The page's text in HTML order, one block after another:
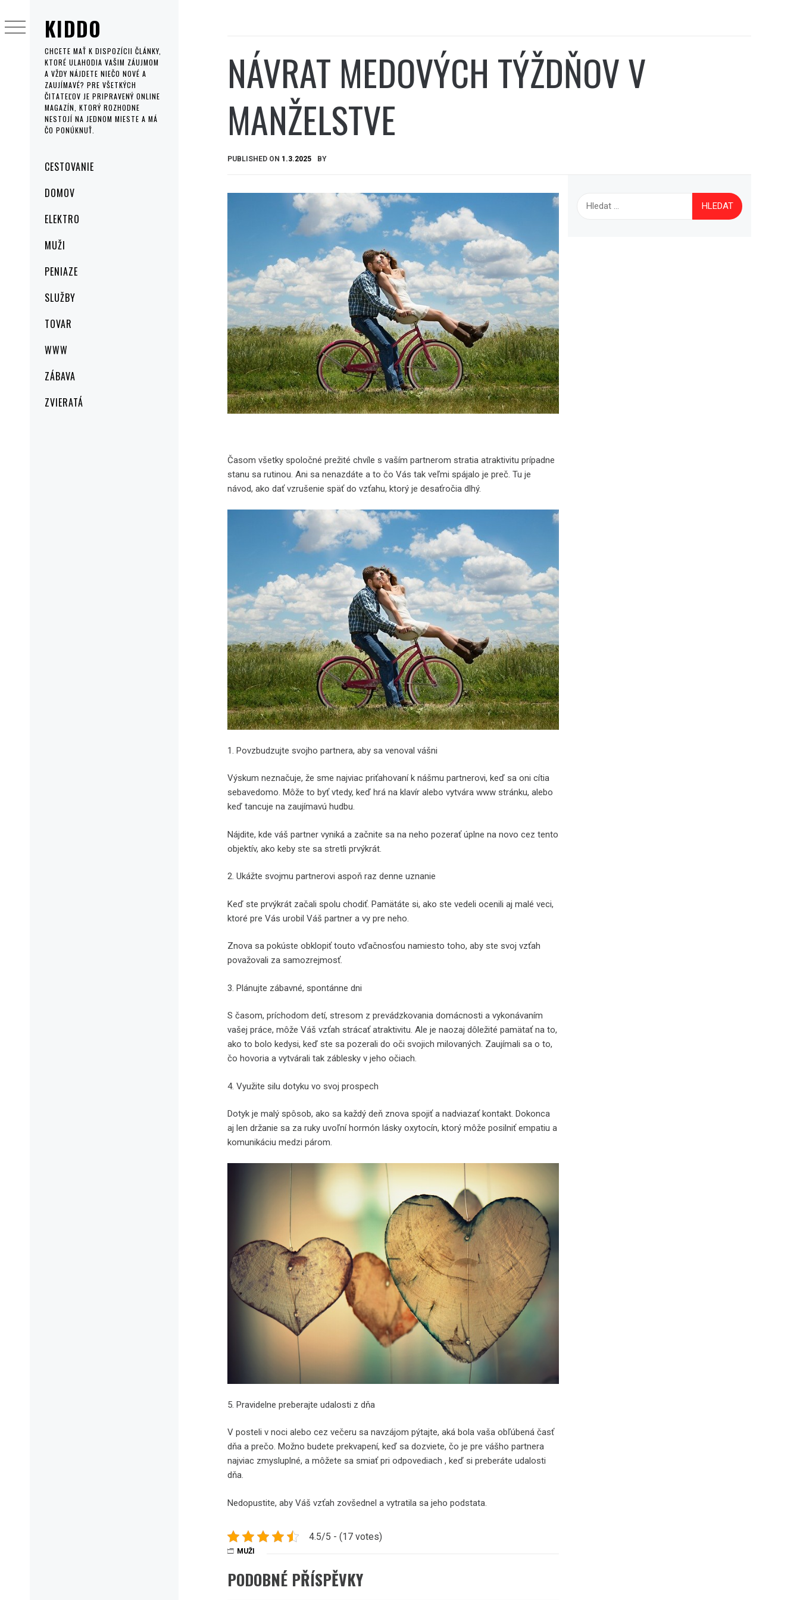
KIDDO
CHCETE MAŤ K DISPOZÍCII ČLÁNKY,
KTORÉ ULAHODIA VAŠIM ZÁUJMOM
A VŽDY NÁJDETE NIEČO NOVÉ A
ZAUJÍMAVÉ? PRE VŠETKÝCH
ČITATEĽOV JE PRIPRAVENÝ ONLINE
MAGAZÍN, KTORÝ ROZHODNE
NESTOJÍ NA JEDNOM MIESTE A MÁ
ČO PONÚKNUŤ.
MenuCESTOVANIE
DOMOV
ELEKTRO
MUŽI
PENIAZE
SLUŽBY
TOVAR
WWW
ZÁBAVA
ZVIERATÁ
to
content
NÁVRAT MEDOVÝCH TÝŽDŇOV V
MANŽELSTVE
PUBLISHED ON 1.3.2025 BY
Časom všetky spoločné prežité chvíle s vaším partnerom stratia atraktivitu prípadne
stanu sa rutinou. Ani sa nenazdáte a to čo Vás tak veľmi spájalo je preč. Tu je
návod, ako dať vzrušenie späť do vzťahu, ktorý je desaťročia dlhý.
1. Povzbudzujte svojho partnera, aby sa venoval vášni
Výskum neznačuje, že sme najviac priťahovaní k nášmu partnerovi, keď sa oni cítia
sebavedomo. Môže to byť vtedy, keď hrá na klavír alebo vytvára www stránku, alebo
keď tancuje na zaujímavú hudbu.
Nájdite, kde váš partner vyniká a začnite sa na neho pozerať úplne na novo cez tento
objektív, ako keby ste sa stretli prvýkrát.
2. Ukážte svojmu partnerovi aspoň raz denne uznanie
Keď ste prvýkrát začali spolu chodiť. Pamätáte si, ako ste vedeli ocenili aj malé veci,
ktoré pre Vás urobil Váš partner a vy pre neho.
Znova sa pokúste obklopiť touto vďačnosťou namiesto toho, aby ste svoj vzťah
považovali za samozrejmosť.
3. Plánujte zábavné, spontánne dni
S časom, príchodom detí, stresom z prevádzkovania domácnosti a vykonávaním
vašej práce, môže Váš vzťah strácať atraktivitu. Ale je naozaj dôležité pamätať na to,
ako to bolo kedysi, keď ste sa pozerali do oči svojich milovaných. Zaujímali sa o to,
čo hovoria a vytvárali tak záblesky v jeho očiach.
4. Využite silu dotyku vo svoj prospech
Dotyk je malý spôsob, ako sa každý deň znova spojiť a nadviazať kontakt. Dokonca
aj len držanie sa za ruky uvoľní hormón lásky oxytocín, ktorý môže posilniť empatiu a
komunikáciu medzi párom.
5. Pravidelne preberajte udalosti z dňa
V posteli v noci alebo cez večeru sa navzájom pýtajte, aká bola vaša obľúbená časť
dňa a prečo. Možno budete prekvapení, keď sa dozviete, čo je pre vášho partnera
najviac zmysluplné, a môžete sa smiať pri odpovediach , keď si preberáte udalosti
dňa.
Nedopustite, aby Váš vzťah zovšednel a vytratila sa jeho podstata.
4.5/5 - (17 votes)
MUŽI
PODOBNÉ PŘÍSPĚVKY